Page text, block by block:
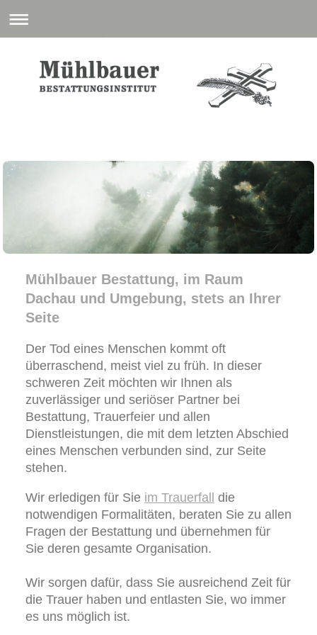
Mühlbauer Bestattung, im Raum
Dachau und Umgebung, stets an Ihrer
Seite
Der Tod eines Menschen kommt oft
überraschend, meist viel zu früh. In dieser
schweren Zeit möchten wir Ihnen als
zuverlässiger und seriöser Partner bei
Bestattung, Trauerfeier und allen
Dienstleistungen, die mit dem letzten Abschied
eines Menschen verbunden sind, zur Seite
stehen.
Wir erledigen für Sie im Trauerfall
die
notwendigen Formalitäten, beraten Sie zu allen
Fragen der Bestattung und übernehmen für
Sie deren gesamte Organisation.
Wir sorgen dafür, dass Sie ausreichend Zeit für
die Trauer haben und entlasten Sie, wo immer
es uns möglich ist.